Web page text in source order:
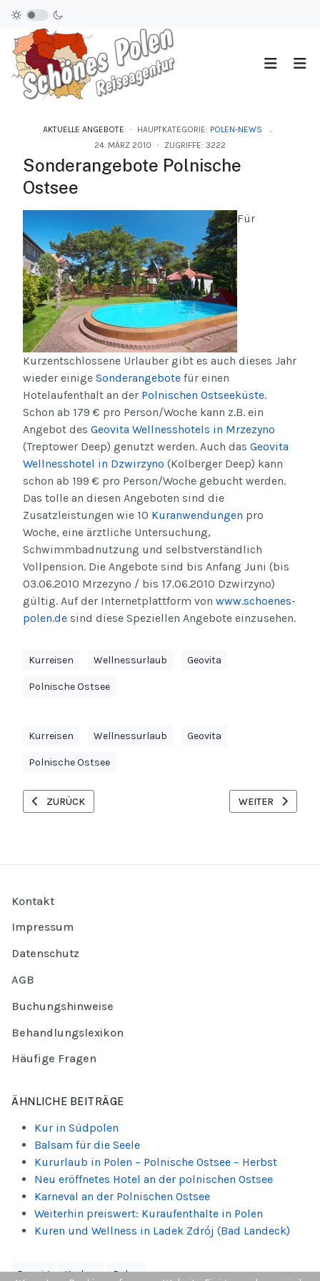
AKTUELLE ANGEBOTE HAUPTKATEGORIE: POLEN-NEWS
24. MÄRZ 2010
ZUGRIFFE: 3222
Sonderangebote Polnische
Ostsee
Für
Kurzentschlossene Urlauber gibt es auch dieses Jahr
wieder einige Sonderangebote für einen
Hotelaufenthalt an der Polnischen Ostseeküste.
Schon ab 179 € pro Person/Woche kann z.B. ein
Angebot des Geovita Wellnesshotels in Mrzezyno
(Treptower Deep) genutzt werden. Auch das Geovita
Wellnesshotel in Dzwirzyno (Kolberger Deep) kann
schon ab 199 € pro Person/Woche gebucht werden.
Das tolle an diesen Angeboten sind die
Zusatzleistungen wie 10 Kuranwendungen pro
Woche, eine ärztliche Untersuchung,
Schwimmbadnutzung und selbstverständlich
Vollpension. Die Angebote sind bis Anfang Juni (bis
03.06.2010 Mrzezyno / bis 17.06.2010 Dzwirzyno)
gültig. Auf der Internetplattform von www.schoenes-
polen.de sind diese Speziellen Angebote einzusehen.
Kurreisen Wellnessurlaub Geovita
Polnische Ostsee
Kurreisen Wellnessurlaub Geovita
Polnische Ostsee
VORHERIGER BEITRAG: SONDERANGEBOTE KOLBERG / BAD
ZURÜCK NÄCHSTER
WEITER
Kontakt
Impressum
Datenschutz
AGB
Buchungshinweise
Behandlungslexikon
Häufige Fragen
ÄHNLICHE BEITRÄGE
Kur in Südpolen
Balsam für die Seele
Kururlaub in Polen – Polnische Ostsee – Herbst
Neu eröffnetes Hotel an der polnischen Ostsee
Karneval an der Polnischen Ostsee
Weiterhin preiswert: Kuraufenthalte in Polen
Kuren und Wellness in Ladek Zdrój (Bad Landeck)
Danzig Krakau Polen